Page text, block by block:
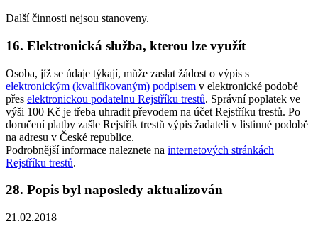
Další činnosti nejsou stanoveny.
16. Elektronická služba, kterou lze využít
Osoba, jíž se údaje týkají, může zaslat žádost o výpis s
elektronickým (kvalifikovaným) podpisem v elektronické podobě
přes elektronickou podatelnu Rejstříku trestů. Správní poplatek ve
výši 100 Kč je třeba uhradit převodem na účet Rejstříku trestů. Po
doručení platby zašle Rejstřík trestů výpis žadateli v listinné podobě
na adresu v České republice.
Podrobnější informace naleznete na internetových stránkách
Rejstříku trestů.
28. Popis byl naposledy aktualizován
21.02.2018